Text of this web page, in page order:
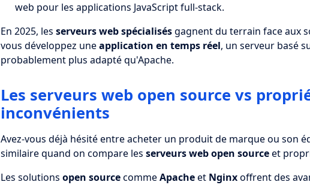
web pour les applications JavaScript full-stack.
En 2025, les serveurs web spécialisésgagnent du terrain face aux
vous développez uneapplication en temps réel, un serveur basé
probablement plus adapté qu'Apache.
Les serveurs web open source vs
inconvénients
Avez-vous déjà hésité entre acheter un produit de marque ou son
similaire quand on compare les serveurs web open sourceet
Les solutions open sourcecommeApacheet Nginxoffrent des